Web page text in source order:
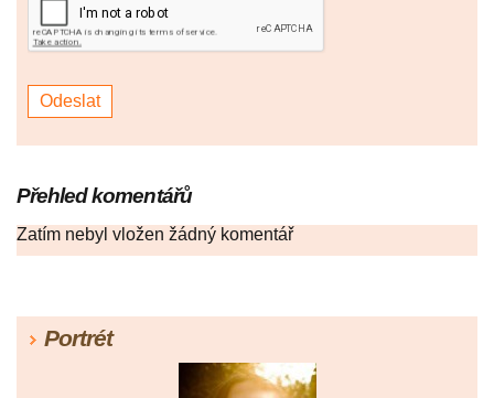
Přehled komentářů
Zatím nebyl vložen žádný komentář
Portrét